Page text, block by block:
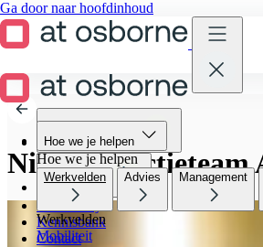
Ga door naar hoofdinhoud
Hoe we je helpen
Wie we zijn
Werken bij
Kennisbank
Contact
Hoe we je helpen
Hoe we je helpen
Werkvelden Advies Management
Werkvelden
Mobiliteit
Terug naar kennisbank
Nieuw directieteam